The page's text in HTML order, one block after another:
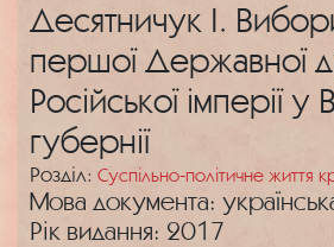
Десятничук І.
першої Державної
Російської імперії у
губернії
Розділ: Суспільно-політичне життя
Мова документа:
Рік видання: 2017